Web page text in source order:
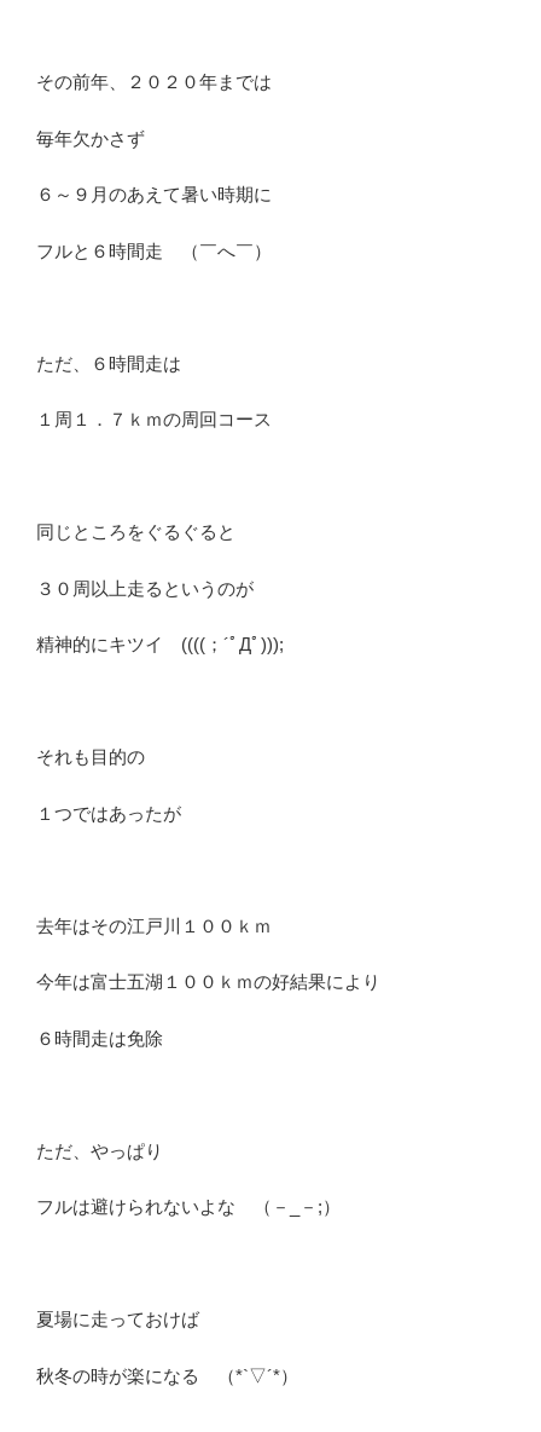
その前年、２０２０年までは
毎年欠かさず
６～９月のあえて暑い時期に
フルと６時間走 （￣へ￣）
ただ、６時間走は
１周１．７ｋｍの周回コース
同じところをぐるぐると
３０周以上走るというのが
精神的にキツイ ((((；´ﾟДﾟ)));
それも目的の
１つではあったが
去年はその江戸川１００ｋｍ
今年は富士五湖１００ｋｍの好結果により
６時間走は免除
ただ、やっぱり
フルは避けられないよな （－_－;）
夏場に走っておけば
秋冬の時が楽になる （*`▽´*）